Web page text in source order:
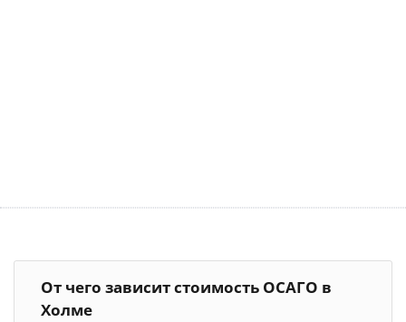
От чего зависит стоимость ОСАГО в
Холме